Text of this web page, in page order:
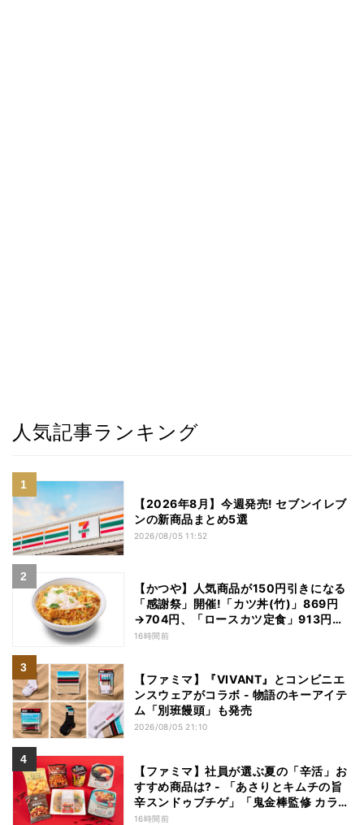
人気記事ランキング
【2026年8月】今週発売! セブンイレブ
ンの新商品まとめ5選
2026/08/05 11:52
【かつや】人気商品が150円引きになる
「感謝祭」開催!「カツ丼(竹)」869円
→704円、「ロースカツ定食」913円
→748円に - 8日間限定
16時間前
【ファミマ】『VIVANT』とコンビニエ
ンスウェアがコラボ - 物語のキーアイテ
ム「別班饅頭」も発売
2026/08/05 21:10
【ファミマ】社員が選ぶ夏の「辛活」お
すすめ商品は? - 「あさりとキムチの旨
辛スンドゥブチゲ」「鬼金棒監修 カラシ
ビ焼き味噌らー麺」「辛さがやみつき!
16時間前